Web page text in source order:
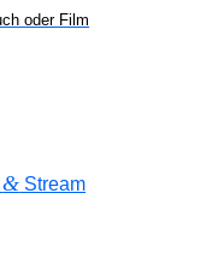
oder Film
& Stream